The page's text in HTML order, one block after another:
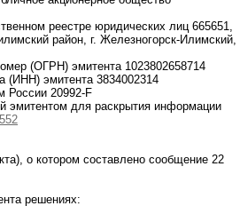
реестре юридических лиц 665651,
район, г. Железногорск-Илимский,
(ОГРН) эмитента 1023802658714
(ИНН) эмитента 3834002314
России 20992-F
эмитентом для раскрытия информации
о котором составлено сообщение 22
решениях: